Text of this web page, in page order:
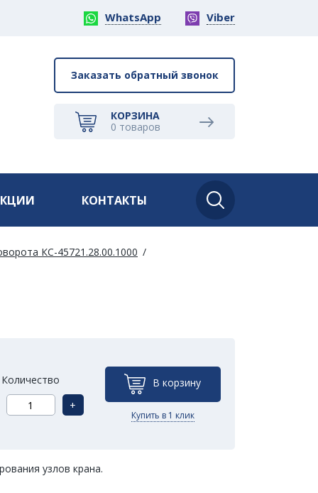
WhatsApp Viber
Заказать обратный звонок
КОРЗИНА
0 товаров
КОНТАКТЫ
КС-45721.28.00.1000
Количество
+
В корзину
Купить в 1 клик
узлов крана.